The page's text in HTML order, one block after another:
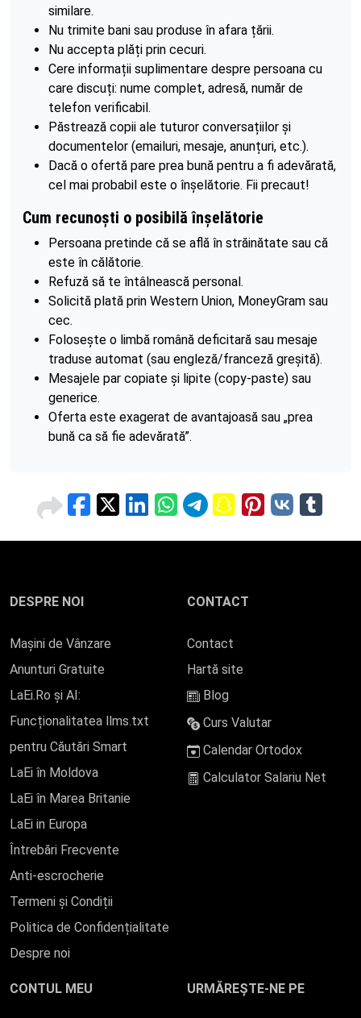
similare.
Nu trimite bani sau produse în afara țării.
Nu accepta plăți prin cecuri.
Cere informații suplimentare despre persoana cu
care discuți: nume complet, adresă, număr de
telefon verificabil.
Păstrează copii ale tuturor conversațiilor și
documentelor (emailuri, mesaje, anunțuri, etc.).
Dacă o ofertă pare prea bună pentru a fi adevărată,
cel mai probabil este o înșelătorie. Fii precaut!
Cum recunoști o posibilă înșelătorie
Persoana pretinde că se află în străinătate sau că
este în călătorie.
Refuză să te întâlnească personal.
Solicită plată prin Western Union, MoneyGram sau
cec.
Folosește o limbă română deficitară sau mesaje
traduse automat (sau engleză/franceză greșită).
Mesajele par copiate și lipite (copy-paste) sau
generice.
Oferta este exagerat de avantajoasă sau „prea
bună ca să fie adevărată”.
DESPRE NOI
Mașini de Vânzare
Anunturi Gratuite
LaEi.Ro și AI:
Funcționalitatea llms.txt
pentru Căutări Smart
LaEi în Moldova
LaEi în Marea Britanie
LaEi in Europa
Întrebări Frecvente
Anti-escrocherie
Termeni și Condiții
Politica de Confidențialitate
Despre noi
CONTACT
Contact
Hartă site
Blog
Curs Valutar
Calendar Ortodox
Calculator Salariu Net
CONTUL MEU URMĂREȘTE-NE PE